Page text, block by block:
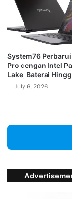
System76
Pro dengan Intel
Lake, Baterai
July 6, 2026